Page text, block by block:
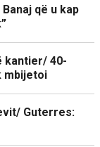
që u kap
kantier/ 40-
mbijetoi
Guterres: